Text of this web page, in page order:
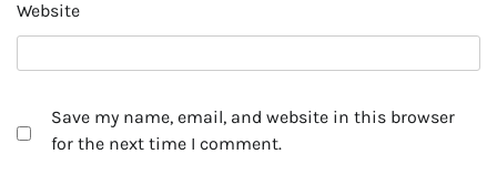
Website
Save my name, email, and website in this browser
for the next time I comment.